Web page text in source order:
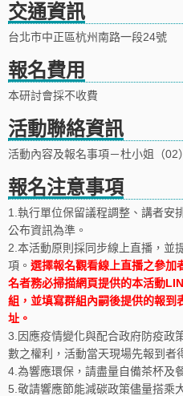
交通資訊
台北市中正區杭州南路一段24號
報名費用
本研討會採不收費
活動聯絡資訊
活動內容及報名事項－杜小姐（02
報名注意事項
1.執行單位保留議程調整、講者安
公布資訊為準。
2.本活動原則採同步線上直播，並
項。 選擇報名觀看線上直播之參加
名者務必掃描網頁提供的本活動
組，並填寫群組內嗣後提供的報到
址。
3.因應疫情變化與配合政府防疫政
數之權利，活動當天現場先報到者
4.為響應環保，請盡量自備茶杯及
5.敬請響應節能減碳政策儘量搭乘